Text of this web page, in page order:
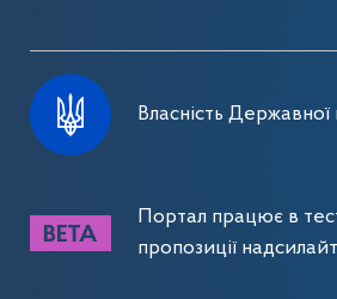
Власність
Портал працює в
пропозиції